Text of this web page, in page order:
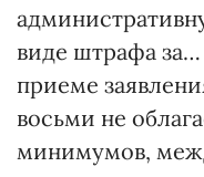
виде штрафа
приеме
восьми не
минимумов,